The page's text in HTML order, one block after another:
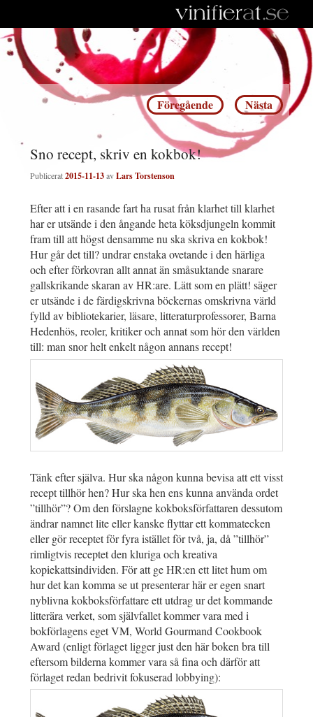
Inläggsnavigering
Föregående Nästa
Sno recept, skriv en kokbok!
Publicerat2015-11-13avLars Torstenson
Efter att i en rasande fart ha rusat från klarhet till klarhet
har er utsände i den ångande heta köksdjungeln kommit
fram till att högst densamme nu ska skriva en kokbok!
Hur går det till? undrar enstaka ovetande i den härliga
och efter förkovran allt annat än småsuktande snarare
gallskrikande skaran av HR:are. Lätt som en plätt! säger
er utsände i de färdigskrivna böckernas omskrivna värld
fylld av bibliotekarier, läsare, litteraturprofessorer, Barna
Hedenhös, reoler, kritiker och annat som hör den världen
till: man snor helt enkelt någon annans recept!
Tänk efter själva. Hur ska någon kunna bevisa att ett visst
recept tillhör hen? Hur ska hen ens kunna använda ordet
”tillhör”? Om den förslagne kokboksförfattaren dessutom
ändrar namnet lite eller kanske flyttar ett kommatecken
eller gör receptet för fyra istället för två, ja, då ”tillhör”
rimligtvis receptet den kluriga och kreativa
kopiekattsindividen. För att ge HR:en ett litet hum om
hur det kan komma se ut presenterar här er egen snart
nyblivna kokboksförfattare ett utdrag ur det kommande
litterära verket, som självfallet kommer vara med i
bokförlagens eget VM, World Gourmand Cookbook
Award (enligt förlaget ligger just den här boken bra till
eftersom bilderna kommer vara så fina och därför att
förlaget redan bedrivit fokuserad lobbying):